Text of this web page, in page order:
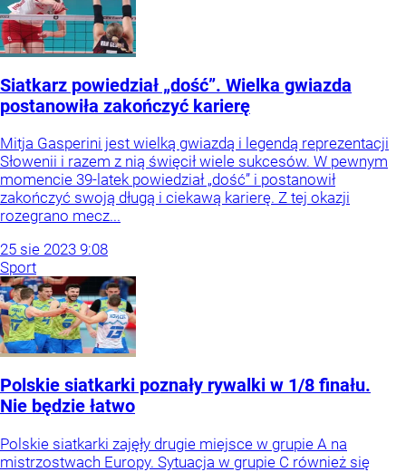
Siatkarz powiedział „dość”. Wielka gwiazda
postanowiła zakończyć karierę
Mitja Gasperini jest wielką gwiazdą i legendą reprezentacji
Słowenii i razem z nią święcił wiele sukcesów. W pewnym
momencie 39-latek powiedział „dość” i postanowił
zakończyć swoją długą i ciekawą karierę. Z tej okazji
rozegrano mecz...
25 sie 2023 9:08
Sport
Polskie siatkarki poznały rywalki w 1/8 finału.
Nie będzie łatwo
Polskie siatkarki zajęły drugie miejsce w grupie A na
mistrzostwach Europy. Sytuacja w grupie C również się